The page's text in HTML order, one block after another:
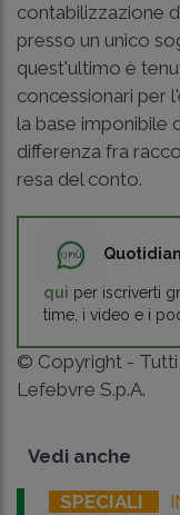
contabilizzazione
presso un unico
quest'ultimo è
concessionari per
la base imponibile
differenza fra
resa del conto.
qui per iscriverti
time, i video e i
© Copyright - Tutti
Lefebvre S.p.A.
Vedi anche
SPECIALI